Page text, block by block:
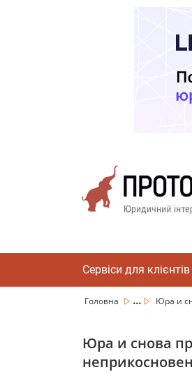
Сервіси для клієнтів
Головна ... Юра и
Юра и снова